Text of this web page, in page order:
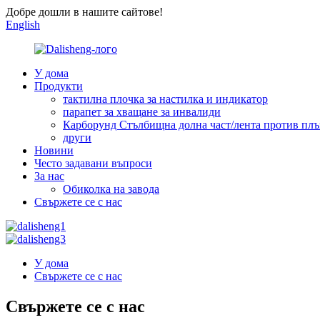
Добре дошли в нашите сайтове!
English
У дома
Продукти
тактилна плочка за настилка и индикатор
парапет за хващане за инвалиди
Карборунд Стълбищна долна част/лента против
други
Новини
Често задавани въпроси
За нас
Обиколка на завода
Свържете се с нас
У дома
Свържете се с нас
Свържете се с нас